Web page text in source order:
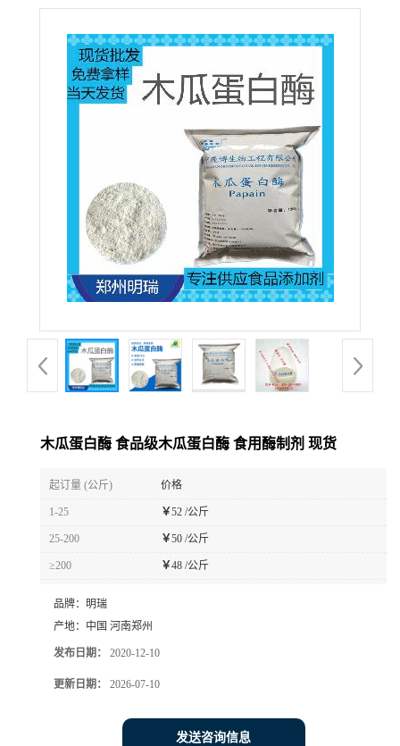
木瓜蛋白酶 食品级木瓜蛋白酶 食用酶制剂 现货
起订量 (公斤) 价格
1-25 ￥52 /公斤
25-200 ￥50 /公斤
≥200 ￥48 /公斤
品牌： 明瑞
产地： 中国 河南郑州
发布日期： 2020-12-10
更新日期： 2026-07-10
发送咨询信息